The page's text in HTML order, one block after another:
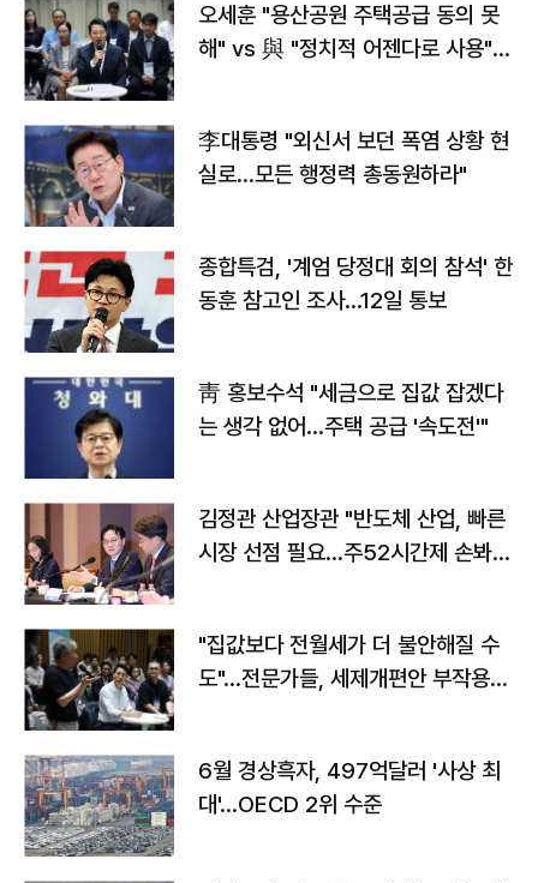
오세훈 "용산공원 주택공급 동의 못
해" vs 與 "정치적 어젠다로 사용"
李대통령 "외신서 보던 폭염 상황 현
실로…모든 행정력 총동원하라"
종합특검, '계엄 당정대 회의 참석' 한
동훈 참고인 조사...12일 통보
靑 홍보수석 "세금으로 집값 잡겠다
는 생각 없어…주택 공급 '속도전'"
김정관 산업장관 "반도체 산업, 빠른
시장 선점 필요…주52시간제 손봐
"집값보다 전월세가 더 불안해질 수
도"…전문가들, 세제개편안 부작용
6월 경상흑자, 497억달러 '사상 최
대'…OECD 2위 수준